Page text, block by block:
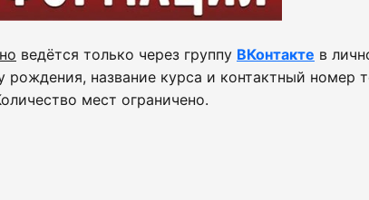
ведётся только через группу ВКонтакте в
название курса и контактный номер
мест ограничено.